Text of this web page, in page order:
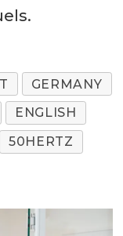
GERMANY
ENGLISH
50HERTZ